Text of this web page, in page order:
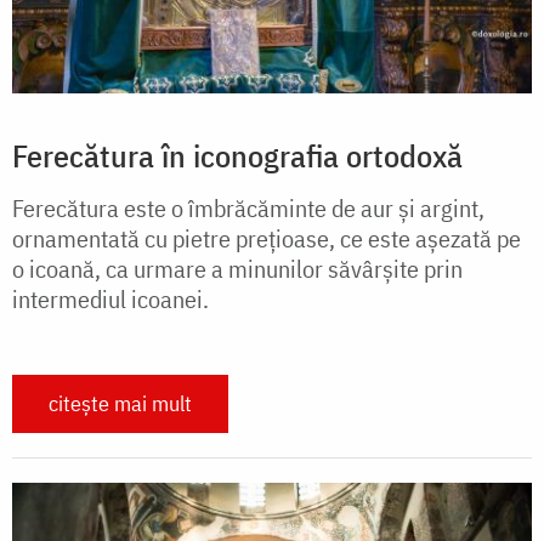
Ferecătura în iconografia ortodoxă
Ferecătura este o îmbrăcăminte de aur și argint,
ornamentată cu pietre prețioase, ce este așezată pe
o icoană, ca urmare a minunilor săvârșite prin
intermediul icoanei.
citește mai mult